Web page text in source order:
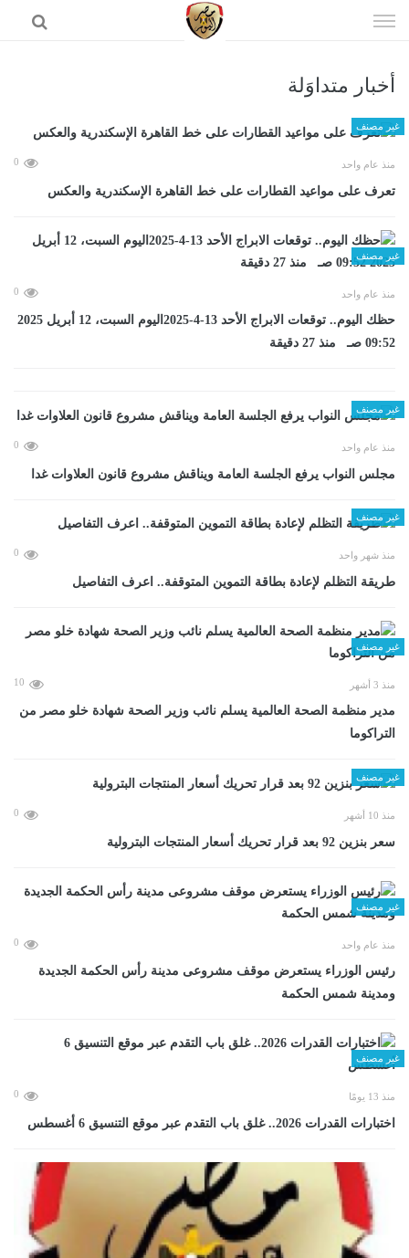
الى
أخبار متداوَلة
غير مصنف
منذ عام واحد 0
تعرف على مواعيد القطارات على خط القاهرة الإسكندرية والعكس
غير مصنف
منذ عام واحد 0
حظك اليوم.. توقعات الابراج الأحد 13-4-2025اليوم السبت، 12 أبريل 2025
09:52 صـ منذ 27 دقيقة
غير مصنف
منذ عام واحد 0
مجلس النواب يرفع الجلسة العامة ويناقش مشروع قانون العلاوات غدا
غير مصنف
منذ شهر واحد 0
طريقة التظلم لإعادة بطاقة التموين المتوقفة.. اعرف التفاصيل
غير مصنف
منذ 3 أشهر 10
مدير منظمة الصحة العالمية يسلم نائب وزير الصحة شهادة خلو مصر من
التراكوما
غير مصنف
منذ 10 أشهر 0
سعر بنزين 92 بعد قرار تحريك أسعار المنتجات البترولية
غير مصنف
منذ عام واحد 0
رئيس الوزراء يستعرض موقف مشروعى مدينة رأس الحكمة الجديدة
ومدينة شمس الحكمة
غير مصنف
منذ 13 يومًا 0
اختبارات القدرات 2026.. غلق باب التقدم عبر موقع التنسيق 6 أغسطس